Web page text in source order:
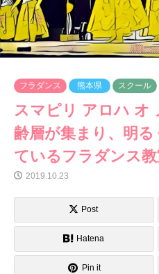
フラダンス 熊本県 スクール
スマピリ アロハ
齢層が集まり、明
ているフラダンス教
2019.10.23
Post
Hatena
Pin it